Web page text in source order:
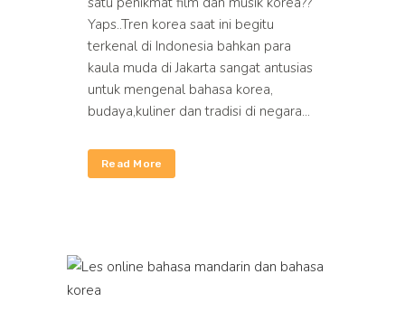
Yaps..Tren korea saat ini begitu
terkenal di Indonesia bahkan para
kaula muda di Jakarta sangat antusias
untuk mengenal bahasa korea,
budaya,kuliner dan tradisi di negara...
Read More